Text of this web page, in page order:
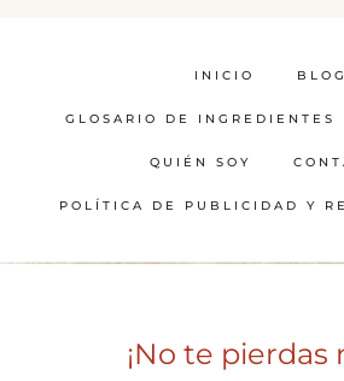
INICIO BLOG
GLOSARIO DE INGREDIENTES
QUIÉN SOY
POLÍTICA DE PUBLICIDAD Y
¡No te pierdas